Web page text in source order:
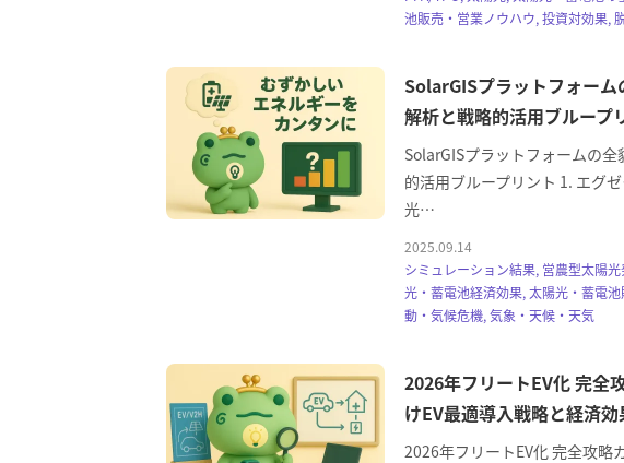
池販売・営業ノウハウ, 投資対効果,
SolarGISプラットフォー
解析と戦略的活用ブループ
SolarGISプラットフォームの
的活用ブループリント 1. エグ
光…
2025.09.14
シミュレーション結果, 営農型太陽
光・蓄電池経済効果, 太陽光・蓄電
動・気候危機, 気象・天候・天気
2026年フリートEV化 完全
けEV最適導入戦略と経済
2026年フリートEV化 完全攻略